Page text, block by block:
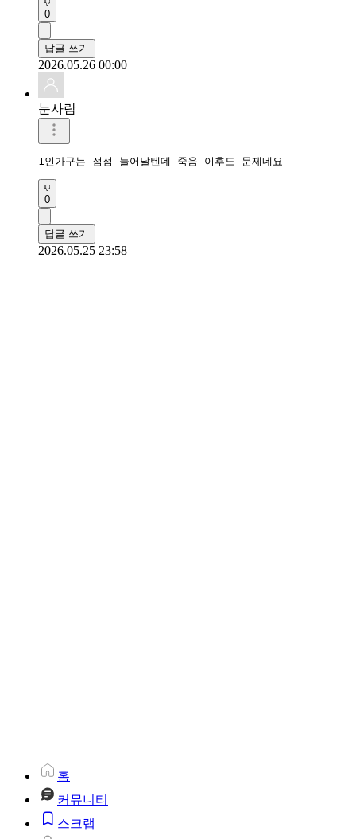
0
답글 쓰기
2026.05.26 00:00
눈사람
1인가구는 점점 늘어날텐데 죽음 이후도 문제네요
0
답글 쓰기
2026.05.25 23:58
홈
커뮤니티
스크랩